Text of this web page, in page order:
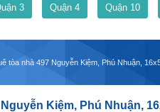
3 Quận 4 Quận 10
tòa nhà 497 Nguyễn Kiệm, Phú Nhuận,
Kiệm, Phú Nhuận,